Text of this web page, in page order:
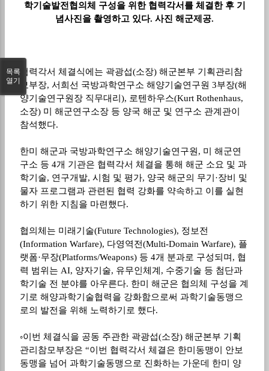
학기술발전협의체 구성을 위한 협력각서를 체결한 후 기
념사진을 촬영하고 있다. 사진 해군제공.
협력각서 체결식에는 곽광섭(소장) 해군본부 기획관리참
모부장, 서희선 국방과학연구소 해양기술연구원 3부장(해
양기술연구원장 직무대리 ), 로텐하우스(Kurt Rothenhaus,
소장) 미 해군연구소장 등 양국 해군 및 연구소 관계관이
참석했다.
한미 해군과 국방과학연구소 해양기술연구원, 미 해군연
구소 등 4개 기관은 협력각서 체결을 통해 해군 소요 및 과
학기술, 연구개발, 시험 및 평가, 양국 해군의 무기 ·장비 및
물자 프로그램과 관련된 협력 강화를 약속하고 이를 실현
하기 위한 지침을 마련했다.
협의체는 미래기술(Future Technologies), 정보전
(Information Warfare), 다영역전(Multi-Domain Warfare), 플
랫폼·무장(Platforms/Weapons) 등 4개 분과로 구성되며 , 협
력 범위는 AI, 양자기술, 유무인체계 , 수중기술 등 첨단과
학기술 전 분야를 아우른다. 한미 해군은 협의체 구성을 계
기로 해양과학기술협력을 강화함으로써 과학기술동맹으
로의 발전을 위해 노력하기로 했다.
◦이번 체결식을 공동 주관한 곽광섭(소장) 해군본부 기획
관리참모부장은 “이번 협력각서 체결은 한미동맹이 안보
동맹을 넘어 과학기술동맹으로 진화하는 가운데 한미 양
목록
열기